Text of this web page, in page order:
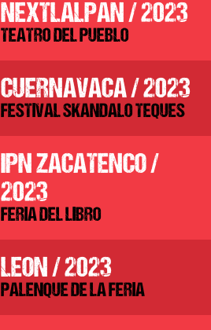
NEXTLALPAN / 2023
TEATRO DEL PUEBLO
CUERNAVACA / 2023
FESTIVAL SKANDALO TEQUES
IPN ZACATENCO /
2023
FERIA DEL LIBRO
LEON / 2023
PALENQUE DE LA FERIA